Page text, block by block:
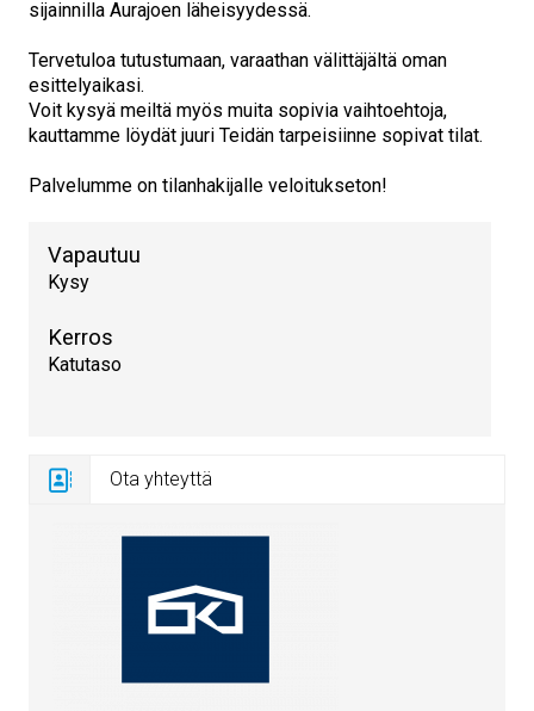
sijainnilla Aurajoen läheisyydessä.
Tervetuloa tutustumaan, varaathan välittäjältä oman
esittelyaikasi.
Voit kysyä meiltä myös muita sopivia vaihtoehtoja,
kauttamme löydät juuri Teidän tarpeisiinne sopivat tilat.
Palvelumme on tilanhakijalle veloitukseton!
Vapautuu
Kysy
Kerros
Katutaso
Ota yhteyttä